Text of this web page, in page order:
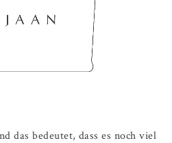
das bedeutet, dass es noch viel